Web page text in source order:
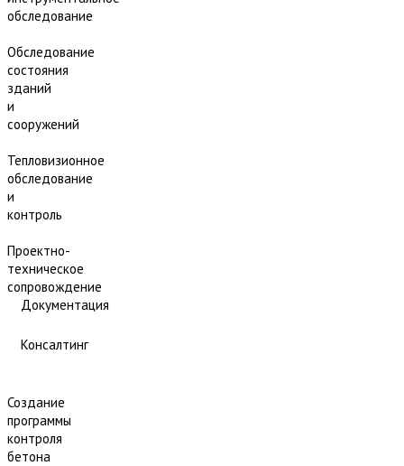
обследование
Обследование
состояния
зданий
и
сооружений
Тепловизионное
обследование
и
контроль
Проектно-
техническое
сопровождение
Документация
Консалтинг
Создание
программы
контроля
бетона